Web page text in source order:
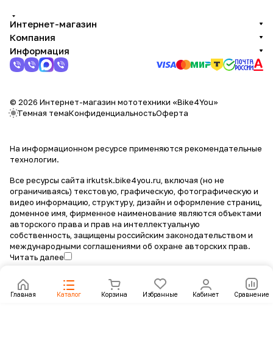
Главная Каталог Корзина Избранные Кабинет Сравнение
Интернет-магазин
Компания
Информация
© 2026 Интернет-магазин мототехники «Bike4You»
Темная темаКонфиденциальностьОферта
На информационном ресурсе применяются рекомендательные
технологии.
Все ресурсы сайта irkutsk.bike4you.ru, включая (но не
ограничиваясь) текстовую, графическую, фотографическую и
видео информацию, структуру, дизайн и оформление страниц,
доменное имя, фирменное наименование являются объектами
авторского права и прав на интеллектуальную
собственность, защищены российским законодательством и
международными соглашениями об охране авторских прав.
Читать далее